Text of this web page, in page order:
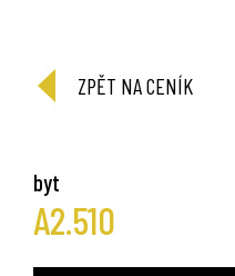
ZPĚT NA CENÍK
byt
A2.510